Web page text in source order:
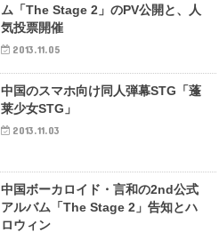
ム「The Stage 2」のPV公開と、人
気投票開催
2013.11.05
中国のスマホ向け同人弾幕STG「蓬
莱少女STG」
2013.11.03
中国ボーカロイド・言和の2nd公式
アルバム「The Stage 2」告知とハ
ロウィン